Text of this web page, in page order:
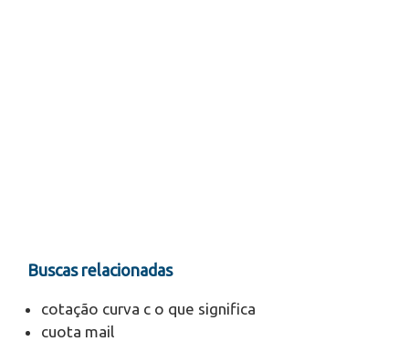
Buscas relacionadas
cotação curva c o que significa
cuota mail